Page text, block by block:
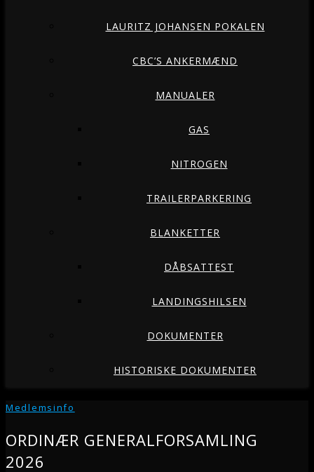
LAURITZ JOHANSEN POKALEN
CBC’S ANKERMÆND
MANUALER
GAS
NITROGEN
TRAILERPARKERING
BLANKETTER
DÅBSATTEST
LANDINGSHILSEN
DOKUMENTER
HISTORISKE DOKUMENTER
Medlemsinfo
ORDINÆR GENERALFORSAMLING
2026